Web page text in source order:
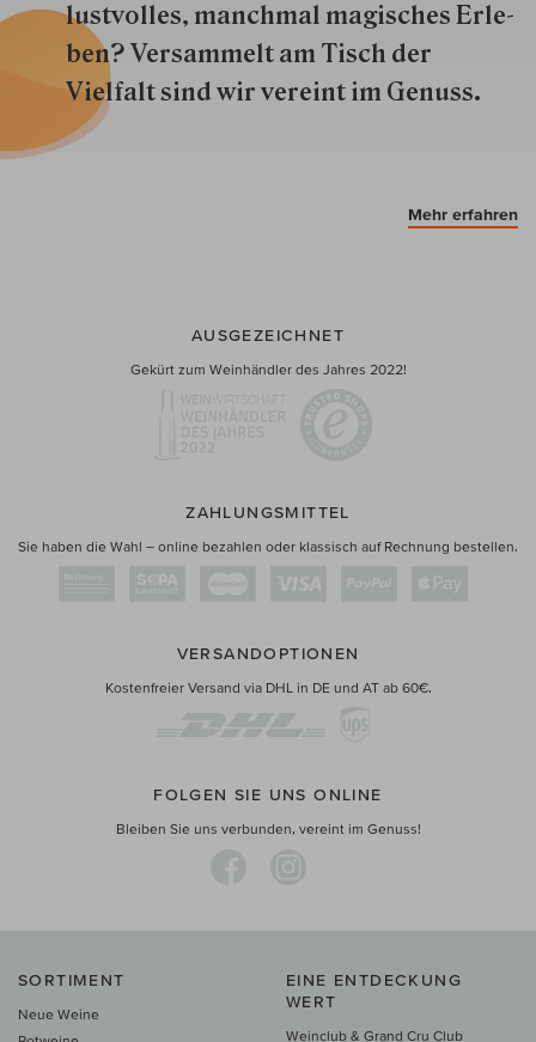
lustvolles, manchmal ma­gisch­es Er­le­
ben? Versammelt am Tisch der
Vielfalt sind wir ver­eint im Genuss.
Mehr erfahren
AUSGEZEICHNET
Gekürt zum Weinhändler des Jahres 2022!
ZAHLUNGSMITTEL
Sie haben die Wahl – online bezahlen oder klassisch auf Rechnung bestellen.
VERSANDOPTIONEN
Kostenfreier Versand via DHL in DE und AT ab 60€.
FOLGEN SIE UNS ONLINE
Bleiben Sie uns verbunden, vereint im Genuss!
SORTIMENT
Neue Weine
EINE ENTDECKUNG
WERT
Weinclub & Grand Cru Club